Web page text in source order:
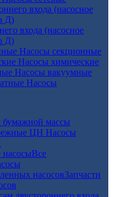
входа (насосное
Д)
Насосы секционные
Насосы химические
Насосы вакуумные
Насосы
бумажной массы
Насосы
Все
Запчасти